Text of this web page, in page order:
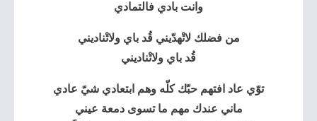
وانت بادي فالتمادي
من فضلك لاتْهدّيني قُد باي ولاتْناديني
قُد باي ولاتْناديني
توّي عاد افتهم حبّك كلّه وهم ابتعادي شيّ عادي
ماني عندك مهم ما تسوى دمعة عيني